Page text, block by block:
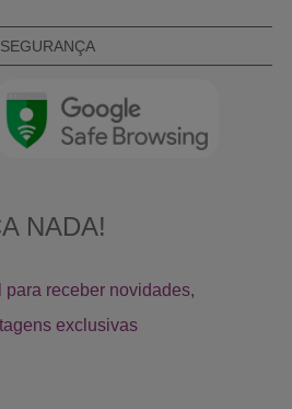
SEGURANÇA